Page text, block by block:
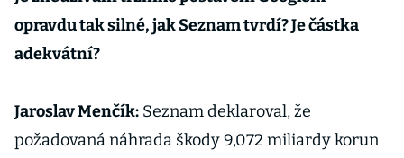
opravdu tak silné, jak Seznam tvrdí? Je částka
adekvátní?
Jaroslav Menčík: Seznam deklaroval, že
požadovaná náhrada škody 9,072 miliardy korun